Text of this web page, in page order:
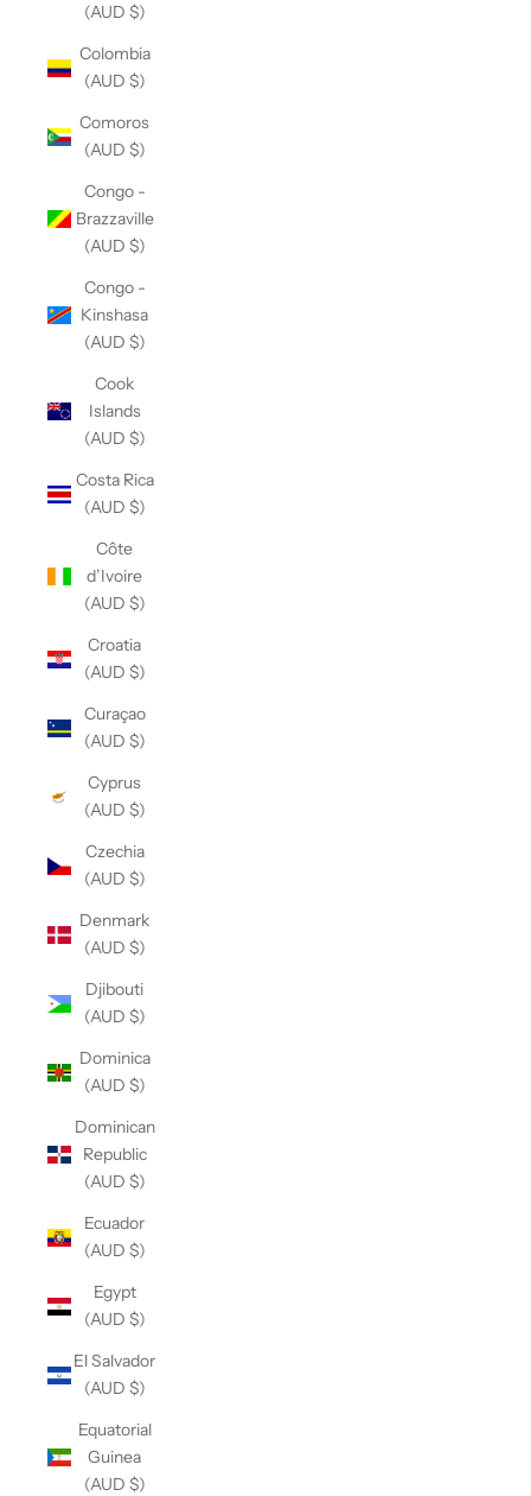
(AUD $)
Colombia
(AUD $)
Comoros
(AUD $)
Congo -
Brazzaville
(AUD $)
Congo -
Kinshasa
(AUD $)
Cook
Islands
(AUD $)
Costa Rica
(AUD $)
Côte
d’Ivoire
(AUD $)
Croatia
(AUD $)
Curaçao
(AUD $)
Cyprus
(AUD $)
Czechia
(AUD $)
Denmark
(AUD $)
Djibouti
(AUD $)
Dominica
(AUD $)
Dominican
Republic
(AUD $)
Ecuador
(AUD $)
Egypt
(AUD $)
El Salvador
(AUD $)
Equatorial
Guinea
(AUD $)